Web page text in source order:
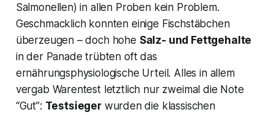
Salmonellen) in allen Proben kein Problem.
Geschmacklich konnten einige Fischstäbchen
überzeugen – doch hohe Salz- und Fettgehalte
in der Panade trübten oft das
ernährungsphysiologische Urteil​. Alles in allem
vergab Warentest letztlich nur zweimal die Note
“Gut”: Testsiegerwurden die klassischen